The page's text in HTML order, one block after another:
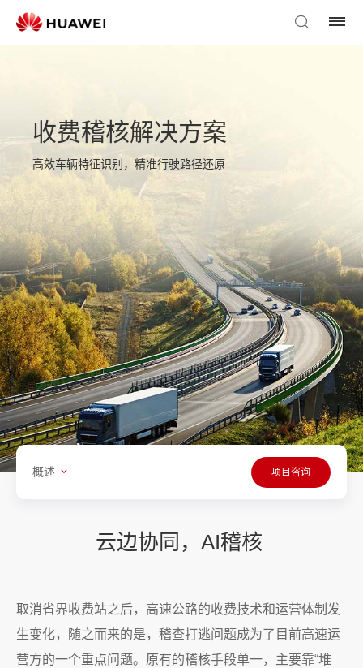
收费稽核解决方案
高效车辆特征识别，精准行驶路径还原
概述 项目咨询
云边协同，AI稽核
取消省界收费站之后，高速公路的收费技术和运营体制发
生变化，随之而来的是，稽查打逃问题成为了目前高速运
营方的一个重点问题。原有的稽核手段单一，主要靠“堆